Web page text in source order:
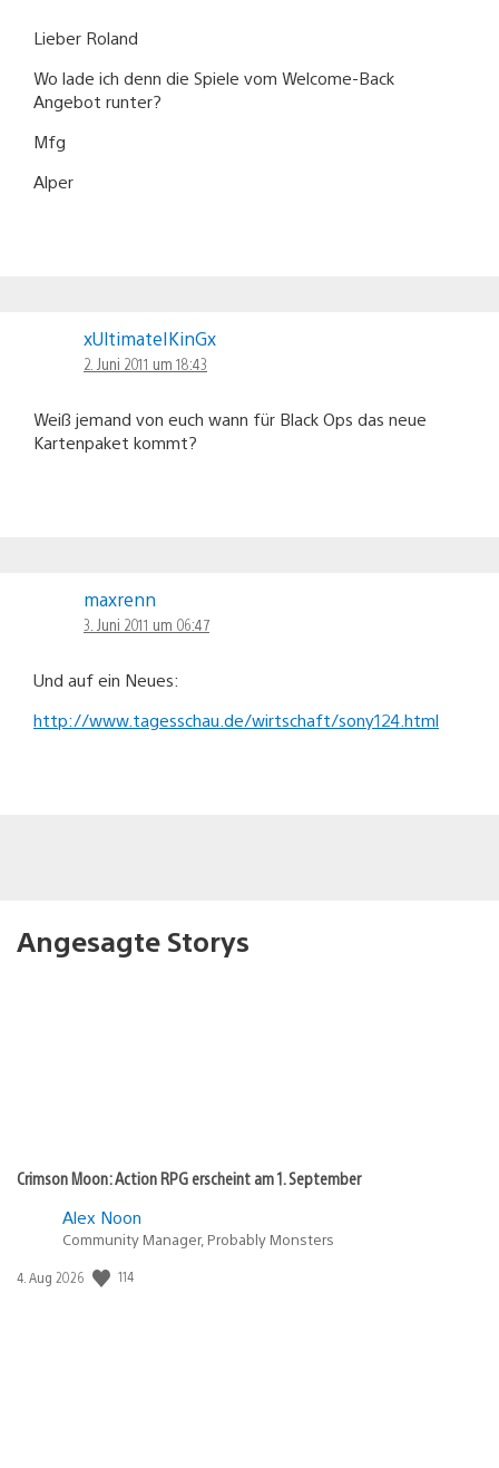
Lieber Roland
Wo lade ich denn die Spiele vom Welcome-Back
Angebot runter?
Mfg
Alper
xUltimateIKinGx
2. Juni 2011 um 18:43
Weiß jemand von euch wann für Black Ops das neue
Kartenpaket kommt?
maxrenn
3. Juni 2011 um 06:47
Und auf ein Neues:
http://www.tagesschau.de/wirtschaft/sony124.html
Angesagte Storys
Crimson Moon: Action RPG erscheint am 1. September
Alex Noon
Community Manager, Probably Monsters
Veröffentlichungsdatum:
4. Aug 2026 114